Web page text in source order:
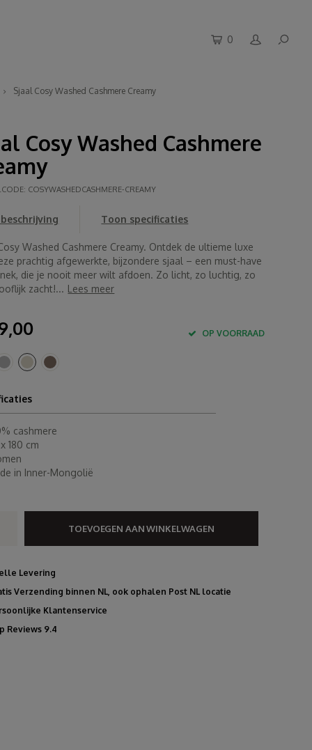
0
Sjaal Cosy Washed Cashmere Creamy
Cosy Washed Cashmere
COSYWASHEDCASHMERE-CREAMY
Toon specificaties
Washed Cashmere Creamy. Ontdek de ultieme luxe
prachtig afgewerkte, bijzondere sjaal – een must-have
die je nooit meer wilt afdoen. Zo licht, zo luchtig, zo
zacht!... Lees meer
OP VOORRAAD
cashmere
180 cm
in Inner-Mongolië
TOEVOEGEN AAN WINKELWAGEN
Levering
Verzending binnen NL, ook ophalen Post NL locatie
Klantenservice
Reviews 9.4